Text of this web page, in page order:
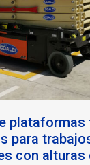
plataformas
para
con alturas